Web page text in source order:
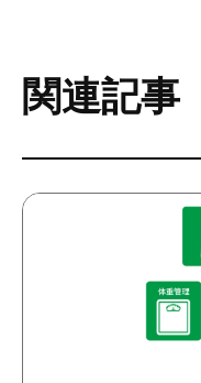
関連記事